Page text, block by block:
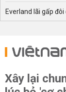
27/7/2020 bệnh
nhà đi chăm
29/7/2020
CA BỆNH 455
Everland lãi gấp
Xây lại